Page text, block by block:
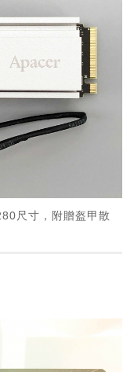
尺寸，附贈盔甲散